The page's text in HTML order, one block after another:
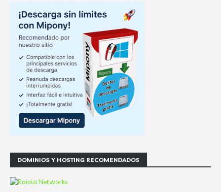
DOMINIOS Y HOSTING RECOMENDADOS